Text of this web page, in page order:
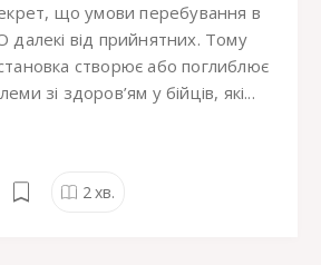
що умови перебування в
далекі від прийнятних. Тому
створює або поглиблює
зі здоров’ям у бійців, які...
2хв.